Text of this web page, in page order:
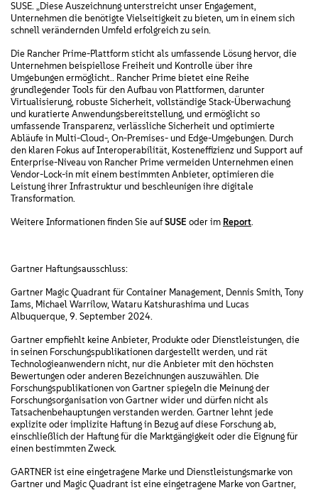
SUSE. „Diese Auszeichnung unterstreicht unser Engagement,
Unternehmen die benötigte Vielseitigkeit zu bieten, um in einem sich
schnell verändernden Umfeld erfolgreich zu sein.
Die Rancher Prime-Plattform sticht als umfassende Lösung hervor, die
Unternehmen beispiellose Freiheit und Kontrolle über ihre
Umgebungen ermöglicht.. Rancher Prime bietet eine Reihe
grundlegender Tools für den Aufbau von Plattformen, darunter
Virtualisierung, robuste Sicherheit, vollständige Stack-Überwachung
und kuratierte Anwendungsbereitstellung, und ermöglicht so
umfassende Transparenz, verlässliche Sicherheit und optimierte
Abläufe in Multi-Cloud-, On-Premises- und Edge-Umgebungen. Durch
den klaren Fokus auf Interoperabilität, Kosteneffizienz und Support auf
Enterprise-Niveau von Rancher Prime vermeiden Unternehmen einen
Vendor-Lock-in mit einem bestimmten Anbieter, optimieren die
Leistung ihrer Infrastruktur und beschleunigen ihre digitale
Transformation.
Weitere Informationen finden Sie aufSUSE oder im Report.
Gartner Haftungsausschluss:
Gartner Magic Quadrant für Container Management, Dennis Smith, Tony
Iams, Michael Warrilow, Wataru Katshurashima und Lucas
Albuquerque, 9. September 2024.
Gartner empfiehlt keine Anbieter, Produkte oder Dienstleistungen, die
in seinen Forschungspublikationen dargestellt werden, und rät
Technologieanwendern nicht, nur die Anbieter mit den höchsten
Bewertungen oder anderen Bezeichnungen auszuwählen. Die
Forschungspublikationen von Gartner spiegeln die Meinung der
Forschungsorganisation von Gartner wider und dürfen nicht als
Tatsachenbehauptungen verstanden werden. Gartner lehnt jede
explizite oder implizite Haftung in Bezug auf diese Forschung ab,
einschließlich der Haftung für die Marktgängigkeit oder die Eignung für
einen bestimmten Zweck.
GARTNER ist eine eingetragene Marke und Dienstleistungsmarke von
Gartner und Magic Quadrant ist eine eingetragene Marke von Gartner,